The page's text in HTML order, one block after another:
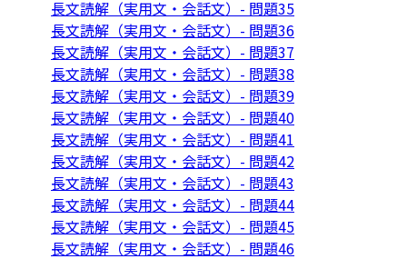
長文読解（実用文・会話文）- 問題35
長文読解（実用文・会話文）- 問題36
長文読解（実用文・会話文）- 問題37
長文読解（実用文・会話文）- 問題38
長文読解（実用文・会話文）- 問題39
長文読解（実用文・会話文）- 問題40
長文読解（実用文・会話文）- 問題41
長文読解（実用文・会話文）- 問題42
長文読解（実用文・会話文）- 問題43
長文読解（実用文・会話文）- 問題44
長文読解（実用文・会話文）- 問題45
長文読解（実用文・会話文）- 問題46